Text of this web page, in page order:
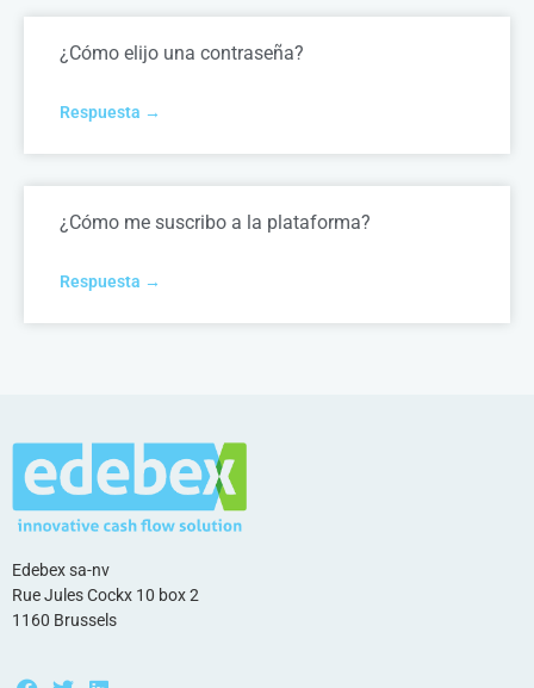
¿Cómo elijo una contraseña?
Respuesta →
¿Cómo me suscribo a la plataforma?
Respuesta →
Edebex sa-nv
Rue Jules Cockx 10 box 2
1160 Brussels